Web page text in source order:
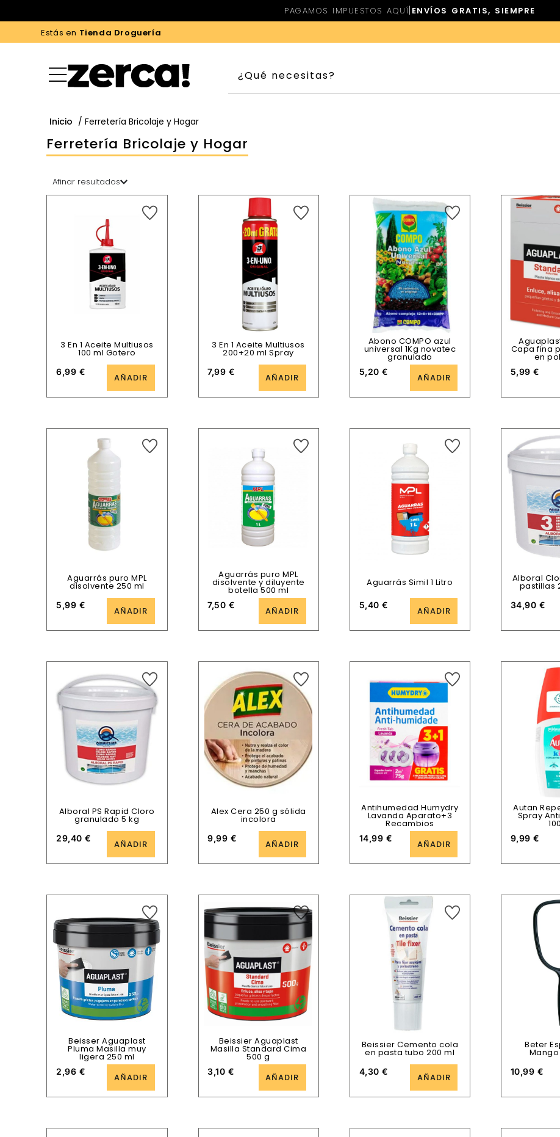
PAGAMOS IMPUESTOS AQUÍ| ENVÍOS GRATIS, SIEMPRE
Estás en Tienda Droguería
Inicio / Ferretería Bricolaje y Hogar
Ferretería Bricolaje y Hogar
Afinar resultados
3 En 1 Aceite Multiusos
100 ml Gotero
6,99 €
AÑADIR
3 En 1 Aceite Multiusos
200+20 ml Spray
7,99 €
AÑADIR
Abono COMPO azul
universal 1Kg novatec
granulado
5,20€
AÑADIR
Capa fina
en
5,99€
Aguarrás puro MPL
disolvente 250 ml
5,99 €
AÑADIR
Aguarrás puro MPL
disolvente y diluyente
botella 500 ml
7,50 €
AÑADIR
Aguarrás Simil 1 Litro
5,40€
AÑADIR
Alboral
pastillas
34,90 €
Alboral PS Rapid Cloro
granulado 5 kg
29,40€
AÑADIR
Alex Cera 250 g sólida
incolora
9,99 €
AÑADIR
Antihumedad Humydry
Lavanda Aparato+3
Recambios
14,99 €
AÑADIR
Autan
Spray
9,99€
Beisser Aguaplast
Pluma Masilla muy
ligera 250 ml
2,96 €
AÑADIR
Beissier Aguaplast
Masilla Standard Cima
500 g
3,10 €
AÑADIR
Beissier Cemento cola
en pasta tubo 200 ml
4,30€
AÑADIR
Beter
10,99 €